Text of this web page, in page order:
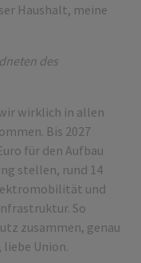
Haushalt, meine
des
wirklich in allen
Bis 2027
für den Aufbau
stellen, rund 14
und
So
zusammen, genau
liebe Union.